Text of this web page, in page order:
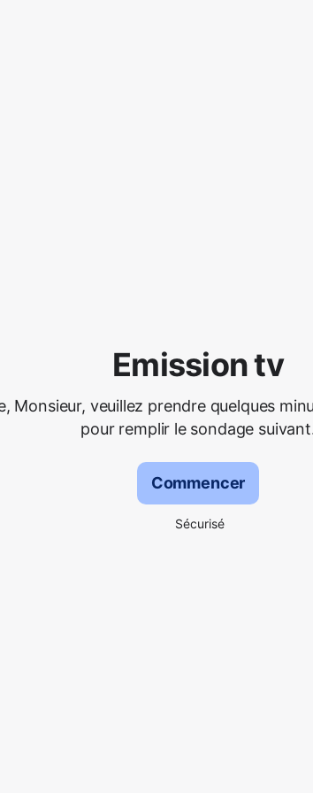
Emission tv
Monsieur, veuillez prendre quelques
pour remplir le sondage
Commencer
Sécurisé